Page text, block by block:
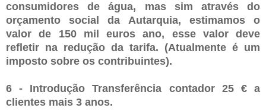
consumidores de água, mas sim através do
orçamento social da Autarquia, estimamos o
valor de 150 mil euros ano, esse valor deve
refletir na redução da tarifa. (Atualmente é um
imposto sobre os contribuintes).
6 - Introdução Transferência contador 25 € a
clientes mais 3 anos.